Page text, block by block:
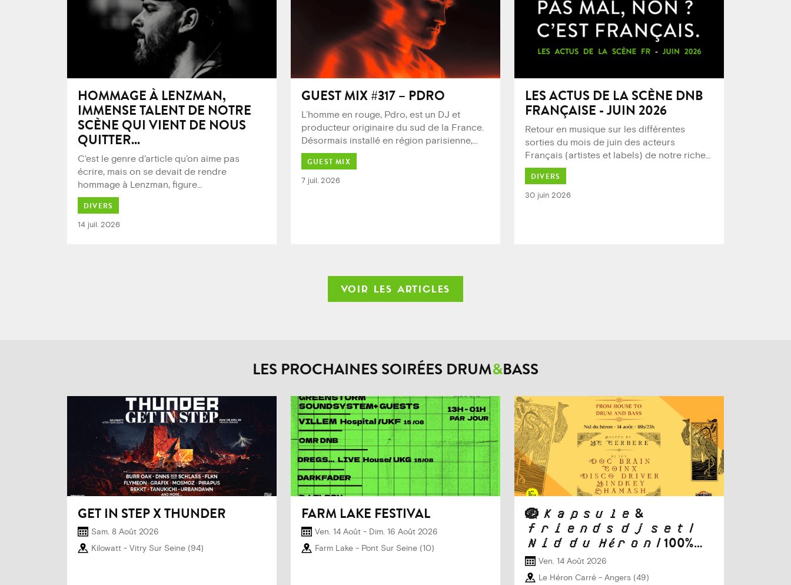
HOMMAGE À LENZMAN,
IMMENSE TALENT DE NOTRE
SCÈNE QUI VIENT DE NOUS
QUITTER...
C'est le genre d'article qu'on aime pas
écrire, mais on se devait de rendre
hommage à Lenzman, figure…
DIVERS
14 juil. 2026
GUEST MIX #317 – PDRO
L’homme en rouge, Pdro, est un DJ et
producteur originaire du sud de la France.
Désormais installé en région parisienne,…
GUEST MIX
7 juil. 2026
LES ACTUS DE LA SCÈNE DNB
FRANÇAISE - JUIN 2026
Retour en musique sur les différentes
sorties du mois de juin des acteurs
Français (artistes et labels) de notre riche…
DIVERS
30 juin 2026
VOIR LES ARTICLES
LES PROCHAINES SOIRÉES DRUM&BASS
GET IN STEP X THUNDER
Sam. 8 Août 2026
Kilowatt - Vitry Sur Seine (94)
FARM LAKE FESTIVAL
Ven. 14 Août - Dim. 16 Août 2026
Farm Lake - Pont Sur Seine (10)
🪺 𝐾𝑎𝑝𝑠𝑢𝑙𝑒 &
𝑓𝑟𝑖𝑒𝑛𝑑𝑠 𝑑𝑗 𝑠𝑒𝑡 /
𝑁𝑖𝑑 𝑑𝑢 𝐻𝑒́𝑟𝑜𝑛 / 100%…
Ven. 14 Août 2026
Le Héron Carré - Angers (49)